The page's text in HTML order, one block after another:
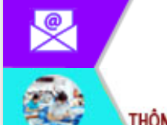
Phát động chiến dịch 30 ngày đêm
giải phóng mặt bằng Tuyến đường bộ
ven biển
Đắk Lắk nỗ lực thúc đẩy tăng trưởng
kinh tế từ 10% trở lên trong Quý
II/2026
Đắk Lắk ký kết thỏa thuận hợp tác về
chuyển đổi số giai đoạn 2026 – 2030